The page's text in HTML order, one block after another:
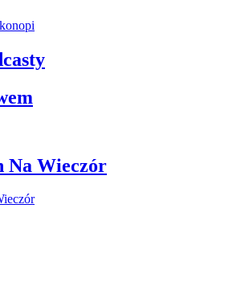
Na Wieczór